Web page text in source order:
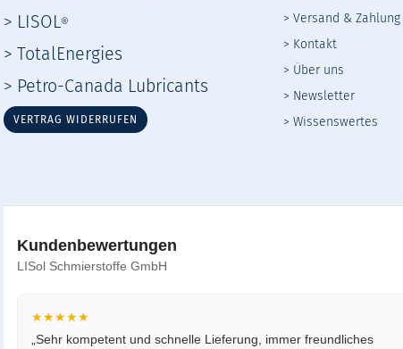
> LISOL®
> TotalEnergies
> Petro-Canada Lubricants
VERTRAG WIDERRUFEN
> Versand & Zahlung
> Kontakt
> Über uns
> Newsletter
> Wissenswertes
Kundenbewertungen
LISol Schmierstoffe GmbH
★★★★★
„Sehr kompetent und schnelle Lieferung, immer freundliches